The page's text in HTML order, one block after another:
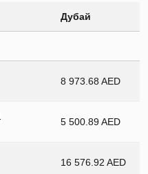
Дубай
8 973.68 AED
5 500.89 AED
16 576.92 AED